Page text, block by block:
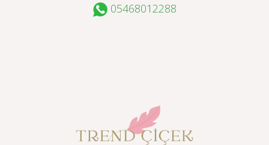
05468012288